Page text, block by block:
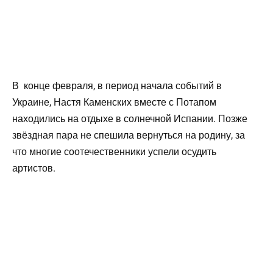
В конце февраля, в период начала событий в
Украине, Настя Каменских вместе с Потапом
находились на отдыхе в солнечной Испании. Позже
звёздная пара не спешила вернуться на родину, за
что многие соотечественники успели осудить
артистов.